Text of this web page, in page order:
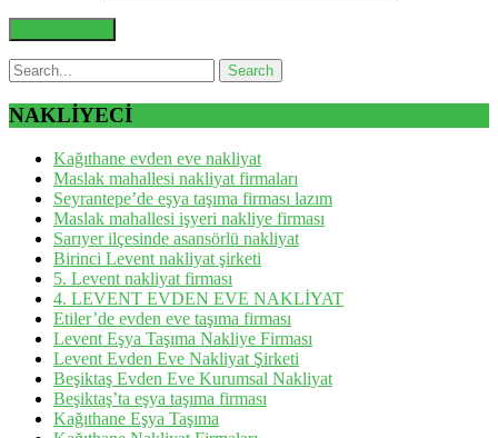
NAKLİYECİ
Kağıthane evden eve nakliyat
Maslak mahallesi nakliyat firmaları
Seyrantepe’de eşya taşıma firması lazım
Maslak mahallesi işyeri nakliye firması
Sarıyer ilçesinde asansörlü nakliyat
Birinci Levent nakliyat şirketi
5. Levent nakliyat firması
4. LEVENT EVDEN EVE NAKLİYAT
Etiler’de evden eve taşıma firması
Levent Eşya Taşıma Nakliye Firması
Levent Evden Eve Nakliyat Şirketi
Beşiktaş Evden Eve Kurumsal Nakliyat
Beşiktaş’ta eşya taşıma firması
Kağıthane Eşya Taşıma